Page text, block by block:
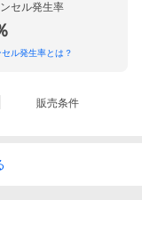
セル発生率
ル発生率とは？
販売条件